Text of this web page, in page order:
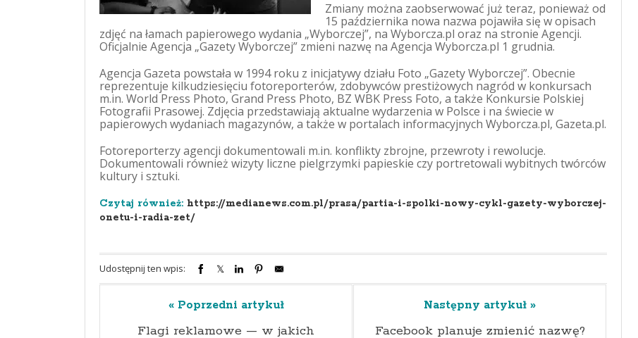
Zmiany można zaobserwować już teraz, ponieważ od
15 października nowa nazwa pojawiła się w opisach
zdjęć na łamach papierowego wydania „Wyborczej”, na Wyborcza.pl oraz na stronie Agencji.
Oficjalnie Agencja „Gazety Wyborczej” zmieni nazwę na Agencja Wyborcza.pl 1 grudnia.
Agencja Gazeta powstała w 1994 roku z inicjatywy działu Foto „Gazety Wyborczej”. Obecnie
reprezentuje kilkudziesięciu fotoreporterów, zdobywców prestiżowych nagród w konkursach
m.in. World Press Photo, Grand Press Photo, BZ WBK Press Foto, a także Konkursie Polskiej
Fotografii Prasowej. Zdjęcia przedstawiają aktualne wydarzenia w Polsce i na świecie w
papierowych wydaniach magazynów, a także w portalach informacyjnych Wyborcza.pl, Gazeta.pl.
Fotoreporterzy agencji dokumentowali m.in. konflikty zbrojne, przewroty i rewolucje.
Dokumentowali również wizyty liczne pielgrzymki papieskie czy portretowali wybitnych twórców
kultury i sztuki.
Czytaj również: https://medianews.com.pl/prasa/partia-i-spolki-nowy-cykl-gazety-wyborczej-
onetu-i-radia-zet/
Udostępnij ten wpis:
« Poprzedni artykuł
Flagi reklamowe — w jakich
Następny artykuł »
Facebook planuje zmienić nazwę?